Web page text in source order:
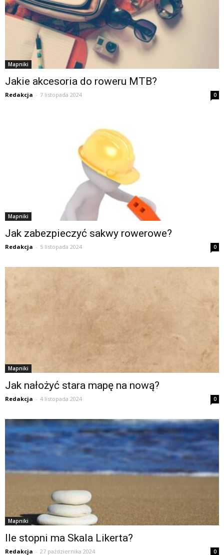
Mapniki
Jakie akcesoria do roweru MTB?
Redakcja - 7 listopada 2024 0
Mapniki
Jak zabezpieczyć sakwy rowerowe?
Redakcja - 5 listopada 2024 0
Mapniki
Jak nałożyć stara mapę na nową?
Redakcja - 4 listopada 2024 0
Mapniki
Ile stopni ma Skala Likerta?
Redakcja - 27 października 2024 0